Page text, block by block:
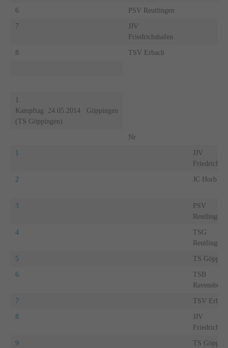
6 PSV Reutlingen
7
JJV
Friedrichshafen
8 TSV Erbach
1.
Kampftag 24.05.2014 Göppingen
(TS Göppingen)
Nr
1
JJV
2 JC Horb
3
PSV
Reutlingen
4
TSG
Reutlingen
5 TS
6
TSB
Ravensburg
7 TSV
8
JJV
9 TS